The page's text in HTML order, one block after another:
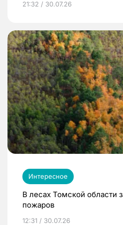
21:32 / 30.07.26
Интересное
В лесах Томской области
пожаров
12:31 / 30.07.26